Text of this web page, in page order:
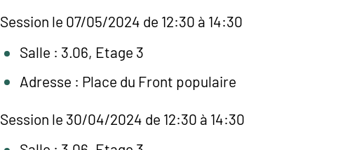
Session le 07/05/2024 de 12:30 à 14:30
Salle : 3.06, Etage 3
Adresse : Place du Front populaire
Session le 30/04/2024 de 12:30 à 14:30